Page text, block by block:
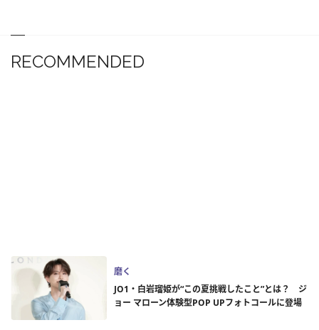
RECOMMENDED
磨く
JO1・白岩瑠姫が“この夏挑戦したこと”とは？ ジ
ョー マローン体験型POP UPフォトコールに登場